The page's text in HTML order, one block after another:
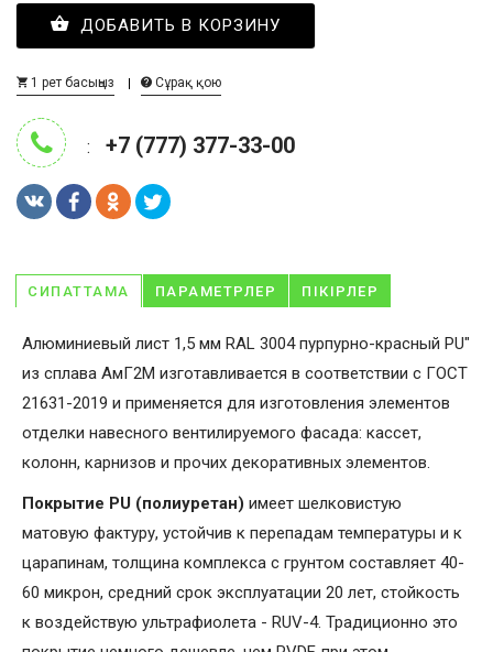
ДОБАВИТЬ В КОРЗИНУ
1 рет басыңыз Сұрақ қою
: +7 (777) 377-33-00
СИПАТТАМА ПАРАМЕТРЛЕР ПІКІРЛЕР
Алюминиевый лист 1,5 мм RAL 3004 пурпурно-красный PU"
из сплава АмГ2М изготавливается в соответствии с ГОСТ
21631-2019 и применяется для изготовления элементов
отделки навесного вентилируемого фасада: кассет,
колонн, карнизов и прочих декоративных элементов.
Покрытие PU (полиуретан) имеет шелковистую
матовую фактуру, устойчив к перепадам температуры и к
царапинам, толщина комплекса с грунтом составляет 40-
60 микрон, средний срок эксплуатации 20 лет, стойкость
к воздействую ультрафиолета - RUV-4. Традиционно это